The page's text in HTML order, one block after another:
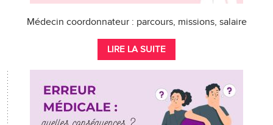
Médecin coordonnateur : parcours, missions, salaire
LIRE LA SUITE